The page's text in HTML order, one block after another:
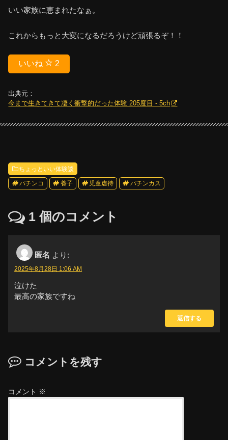
いい家族に恵まれたなぁ。
これからもっと大変になるだろうけど頑張るぞ！！
いいね 2
出典元：
今まで生きてきて凄く衝撃的だった体験 205度目 - 5ch
ちょっといい体験談
パチンコ 養子 児童虐待 パチンカス
1 個のコメント
匿名 より:
2025年8月28日 1:06 AM
泣けた
最高の家族ですね
返信する
コメントを残す
コメント ※